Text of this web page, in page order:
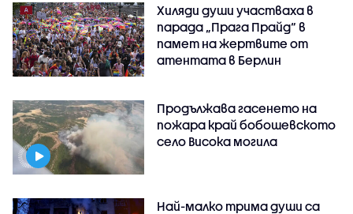
Хиляди души участваха в
парада „Прага Прайд“ в
памет на жертвите от
атентата в Берлин
Продължава гасенето на
пожара край бобошевското
село Висока могила
Най-малко трима души са